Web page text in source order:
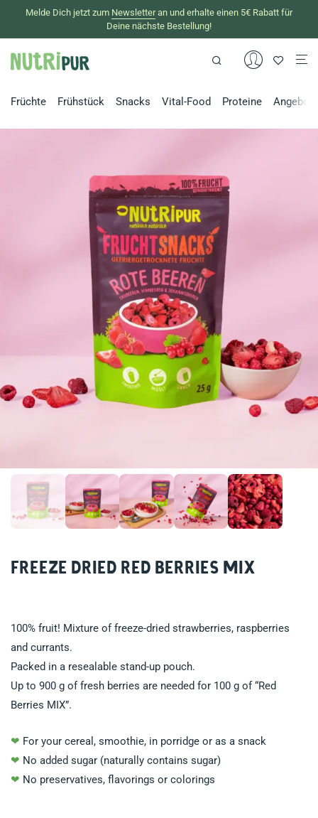
Melde Dich jetzt zum Newsletteran und erhalte einen 5€ Rabatt für
Deine nächste Bestellung!
Früchte Frühstück Snacks Vital-Food Proteine Angebote
Freeze dried Red Berries Mix
100% fruit! Mixture of freeze-dried strawberries, raspberries
and currants.
Packed in a resealable stand-up pouch.
Up to 900 g of fresh berries are needed for 100 g of “Red
Berries MIX”.
❤ For your cereal, smoothie, in porridge or as a snack
❤ No added sugar (naturally contains sugar)
❤ No preservatives, flavorings or colorings